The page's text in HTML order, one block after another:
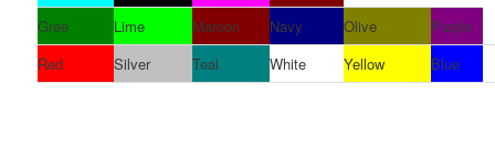
Gree
Lime Maroon Navy Olive
Purple
Red
Silver Teal White Yellow Blue